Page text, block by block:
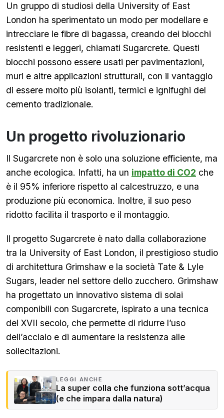
Un gruppo di studiosi della University of East
London ha sperimentato un modo per modellare e
intrecciare le fibre di bagassa, creando dei blocchi
resistenti e leggeri, chiamati Sugarcrete. Questi
blocchi possono essere usati per pavimentazioni,
muri e altre applicazioni strutturali, con il vantaggio
di essere molto più isolanti, termici e ignifughi del
cemento tradizionale.
Un progetto rivoluzionario
Il Sugarcrete non è solo una soluzione efficiente, ma
anche ecologica. Infatti, ha un impatto di CO2 che
è il 95% inferiore rispetto al calcestruzzo, e una
produzione più economica. Inoltre, il suo peso
ridotto facilita il trasporto e il montaggio.
Il progetto Sugarcrete è nato dalla collaborazione
tra la University of East London, il prestigioso studio
di architettura Grimshaw e la società Tate & Lyle
Sugars, leader nel settore dello zucchero. Grimshaw
ha progettato un innovativo sistema di solai
componibili con Sugarcrete, ispirato a una tecnica
del XVII secolo, che permette di ridurre l’uso
dell’acciaio e di aumentare la resistenza alle
sollecitazioni.
LEGGI ANCHE
La super colla che funziona sott’acqua
(e che impara dalla natura)